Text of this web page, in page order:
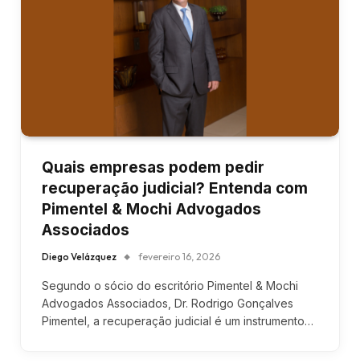
Quais empresas podem pedir
recuperação judicial? Entenda com
Pimentel & Mochi Advogados
Associados
Diego Velázquez fevereiro 16, 2026
Segundo o sócio do escritório Pimentel & Mochi
Advogados Associados, Dr. Rodrigo Gonçalves
Pimentel, a recuperação judicial é um instrumento…